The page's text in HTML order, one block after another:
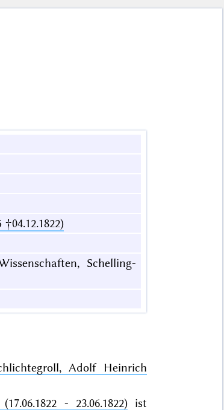
Schelling-
Adolf Heinrich
- 23.06.1822)ist